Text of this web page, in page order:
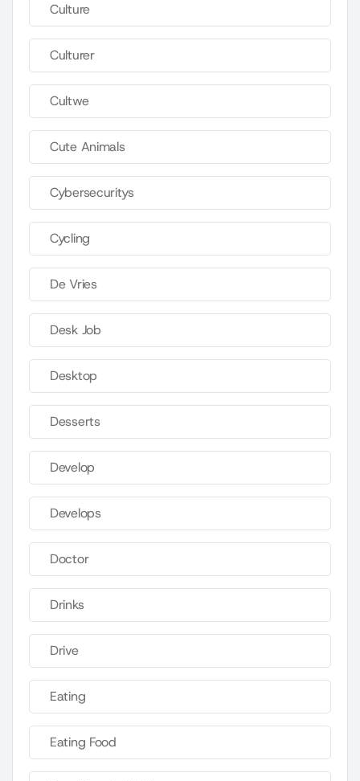
Culture
Culturer
Cultwe
Cute Animals
Cybersecuritys
Cycling
De Vries
Desk Job
Desktop
Desserts
Develop
Develops
Doctor
Drinks
Drive
Eating
Eating Food